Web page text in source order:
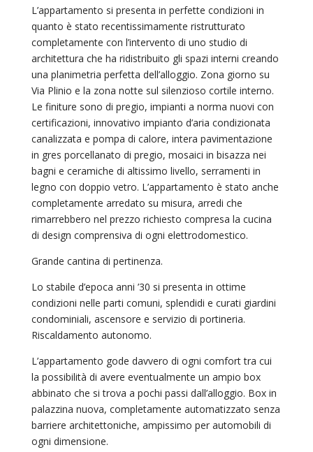
L’appartamento si presenta in perfette condizioni in
quanto è stato recentissimamente ristrutturato
completamente con l’intervento di uno studio di
architettura che ha ridistribuito gli spazi interni creando
una planimetria perfetta dell’alloggio. Zona giorno su
Via Plinio e la zona notte sul silenzioso cortile interno.
Le finiture sono di pregio, impianti a norma nuovi con
certificazioni, innovativo impianto d’aria condizionata
canalizzata e pompa di calore, intera pavimentazione
in gres porcellanato di pregio, mosaici in bisazza nei
bagni e ceramiche di altissimo livello, serramenti in
legno con doppio vetro. L’appartamento è stato anche
completamente arredato su misura, arredi che
rimarrebbero nel prezzo richiesto compresa la cucina
di design comprensiva di ogni elettrodomestico.
Grande cantina di pertinenza.
Lo stabile d’epoca anni ’30 si presenta in ottime
condizioni nelle parti comuni, splendidi e curati giardini
condominiali, ascensore e servizio di portineria.
Riscaldamento autonomo.
L’appartamento gode davvero di ogni comfort tra cui
la possibilità di avere eventualmente un ampio box
abbinato che si trova a pochi passi dall’alloggio. Box in
palazzina nuova, completamente automatizzato senza
barriere architettoniche, ampissimo per automobili di
ogni dimensione.